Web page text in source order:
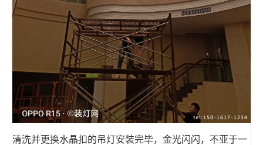
清洗并更换水晶扣的吊灯安装完毕，金光闪闪，不亚于一